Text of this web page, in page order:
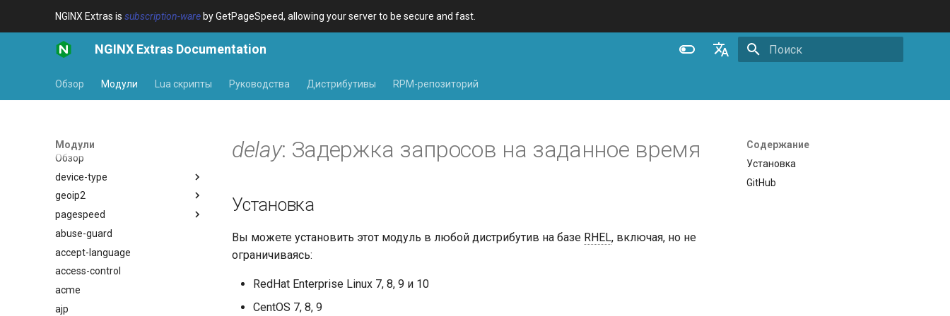
NGINX Extras is subscription-ware by GetPageSpeed, allowing your server to be secure and fast.
NGINX Extras Documentation
Deutsch
中文
Обзор Модули Lua скрипты Руководства Дистрибутивы RPM-репозиторий
Модули
Обзор
device-type
Обзор
Variables
$bot_category
$bot_name
$bot_producer
$browser_engine
Examples
Troubleshooting
Related
geoip2
Обзор
Directives
auto_reload
geoip2
geoip2_proxy
Examples
Troubleshooting
Related
pagespeed
Обзор
abuse-guard
accept-language
access-control
acme
ajp
Содержание
Установка
GitHub
delay: Задержка запросов на заданное время
Установка
Вы можете установить этот модуль в любой дистрибутив на базе RHEL, включая, но не
ограничиваясь:
RedHat Enterprise Linux 7, 8, 9 и 10
CentOS 7, 8, 9